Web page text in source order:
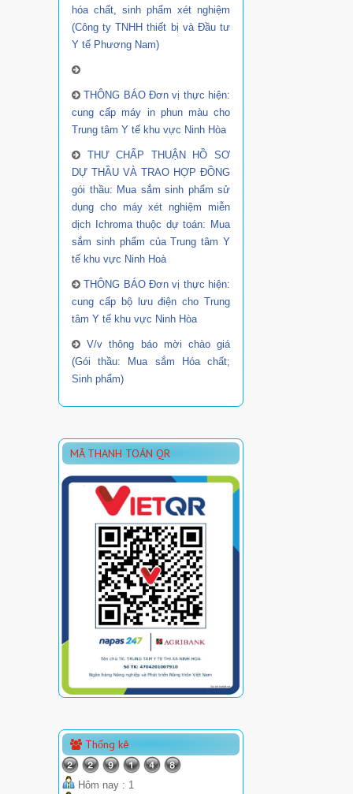
hóa chất, sinh phẩm xét nghiệm
(Công ty TNHH thiết bị và Đầu tư
Y tế Phương Nam)
THÔNG BÁO Đơn vị thực hiện:
cung cấp máy in phun màu cho
Trung tâm Y tế khu vực Ninh Hòa
THƯ CHẤP THUẬN HỒ SƠ
DỰ THẦU VÀ TRAO HỢP ĐỒNG
gói thầu: Mua sắm sinh phẩm sử
dụng cho máy xét nghiệm miễn
dịch Ichroma thuộc dự toán: Mua
sắm sinh phẩm của Trung tâm Y
tế khu vực Ninh Hoà
THÔNG BÁO Đơn vị thực hiện:
cung cấp bộ lưu điện cho Trung
tâm Y tế khu vực Ninh Hòa
V/v thông báo mời chào giá
(Gói thầu: Mua sắm Hóa chất;
Sinh phẩm)
MÃ THANH TOÁN QR
Thống kê
Hôm nay : 1